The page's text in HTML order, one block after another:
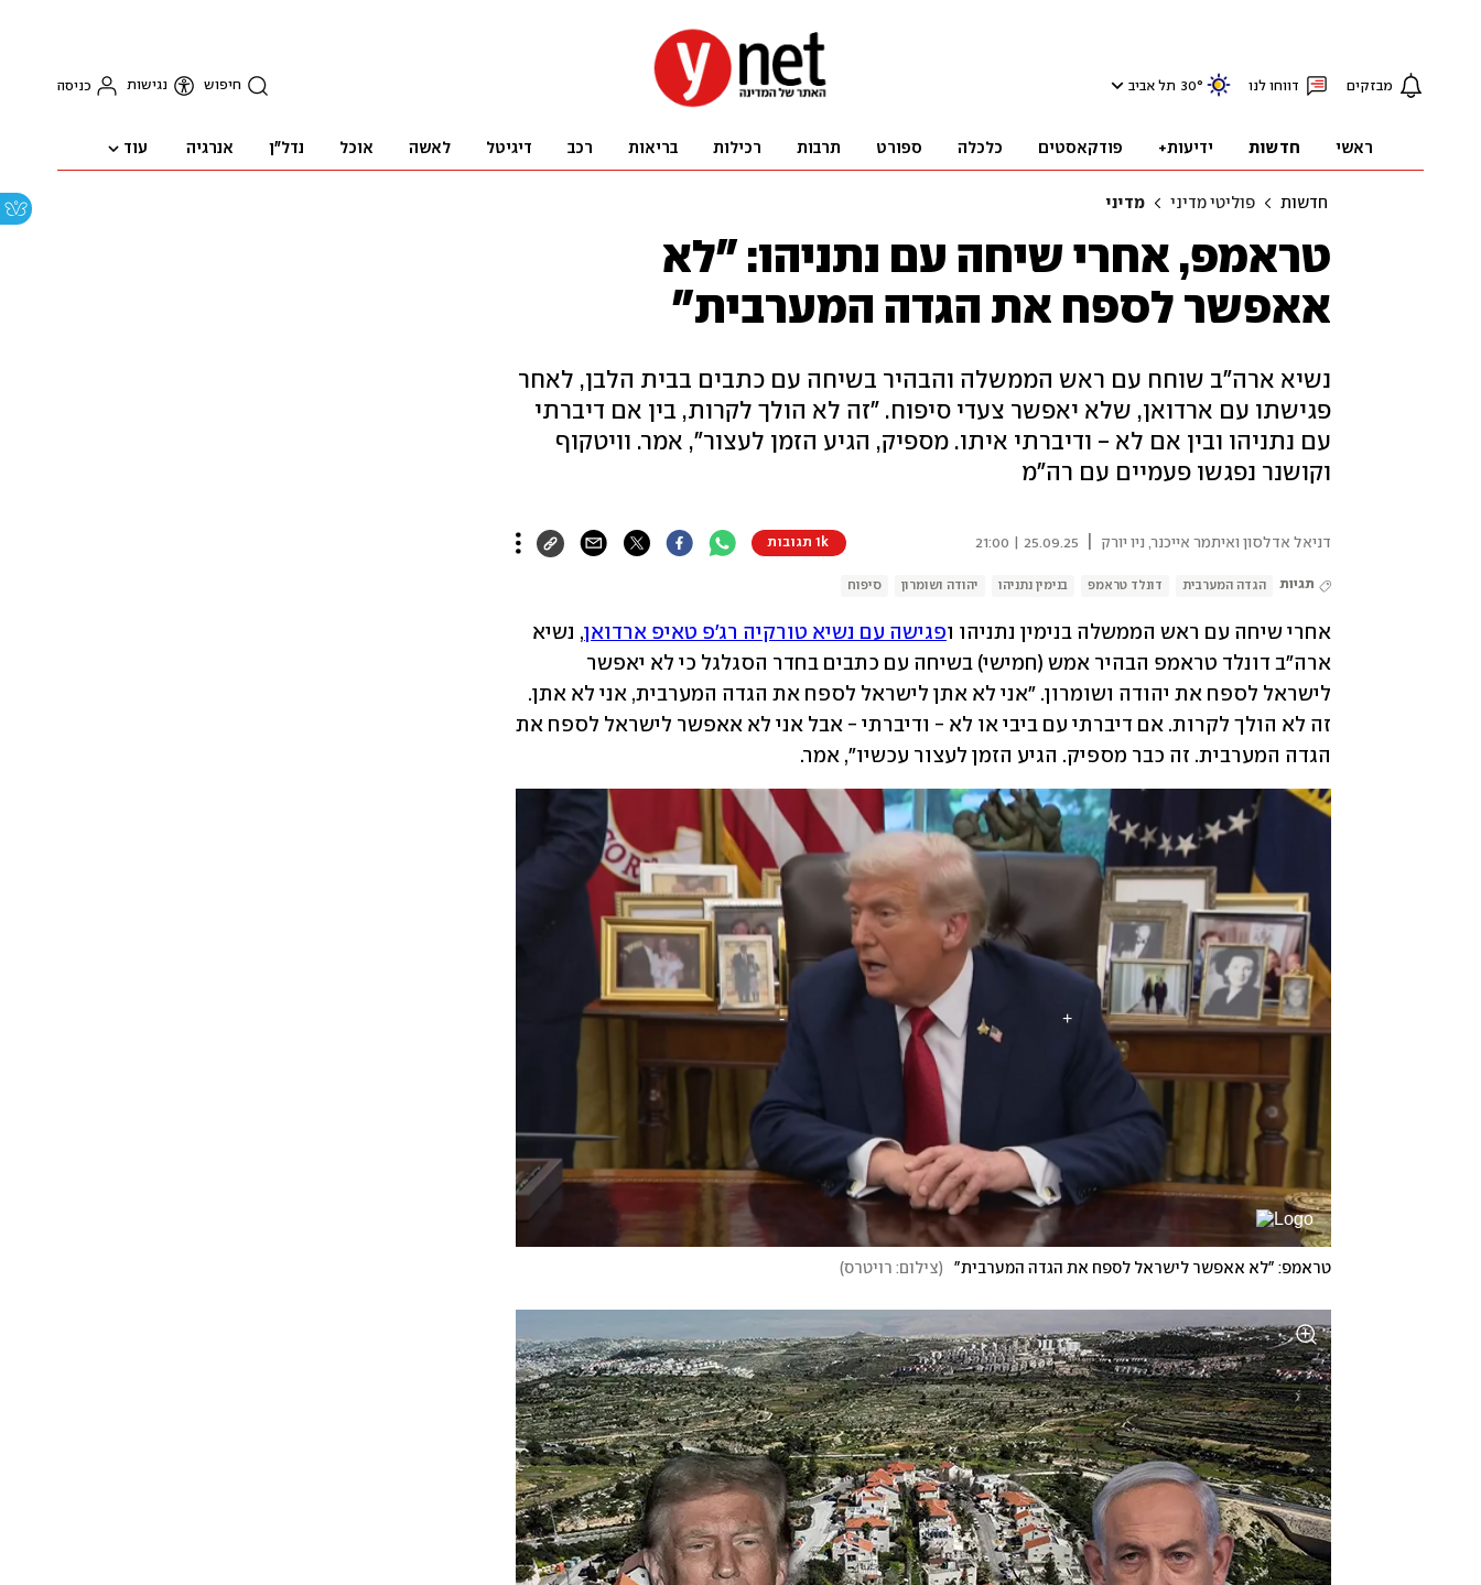
מבזקים דווחו לנו 30° תל אביב חיפוש נגישות כניסה
ראשי חדשות ידיעות+ פודקאסטים כלכלה ספורט תרבות רכילות בריאות רכב דיגיטל לאשה אוכל נדל"ן אנרגיה עוד
חדשות פוליטי מדיני מדיני
טראמפ, אחרי שיחה עם נתניהו: "לא
אאפשר לספח את הגדה המערבית"
נשיא ארה"ב שוחח עם ראש הממשלה והבהיר בשיחה עם כתבים בבית הלבן, לאחר
פגישתו עם ארדואן, שלא יאפשר צעדי סיפוח. "זה לא הולך לקרות, בין אם דיברתי
עם נתניהו ובין אם לא - ודיברתי איתו. מספיק, הגיע הזמן לעצור", אמר. וויטקוף
וקושנר נפגשו פעמיים עם רה"מ
דניאל אדלסון ואיתמר אייכנר, ניו יורק 25.09.25 | 21:00 1k תגובות
תגיות הגדה המערבית דונלד טראמפ בנימין נתניהו יהודה ושומרון סיפוח
אחרי שיחה עם ראש הממשלה בנימין נתניהו ופגישה עם נשיא טורקיה רג'פ טאיפ ארדואן
הגדה המערבית. זה כבר מספיק. הגיע הזמן לעצור עכשיו", אמר.
טראמפ: "לא אאפשר לישראל לספח את הגדה המערבית" (צילום: רויטרס)